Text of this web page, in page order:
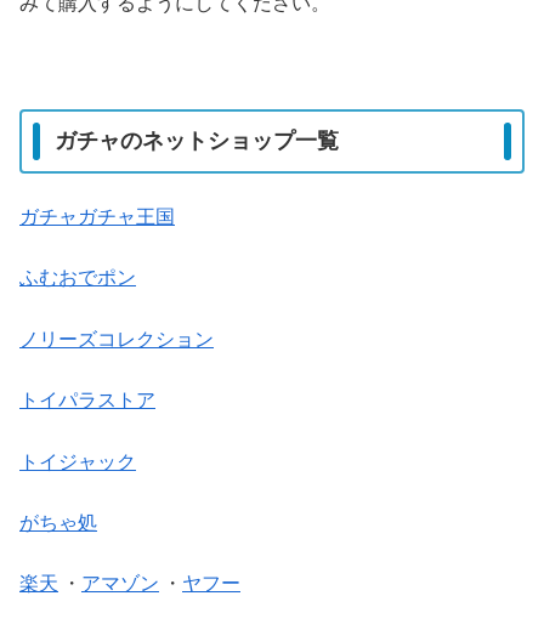
ガチャのネットショップ一覧
ガチャガチャ王国
ふむおでポン
ノリーズコレクション
トイパラストア
トイジャック
がちゃ処
楽天 ・ アマゾン ・ ヤフー